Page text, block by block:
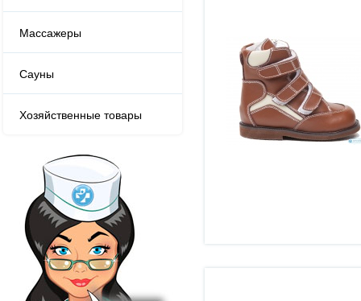
Массажеры
Сауны
Хозяйственные товары